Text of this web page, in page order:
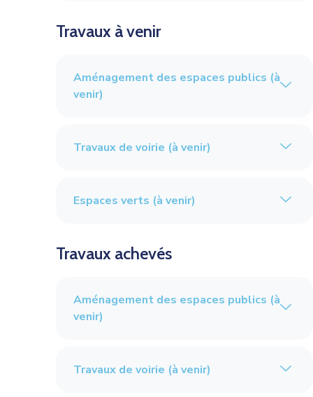
Travaux à venir
Aménagement des espaces publics (à
venir)
Travaux de voirie (à venir)
Espaces verts (à venir)
Travaux achevés
Aménagement des espaces publics (à
venir)
Travaux de voirie (à venir)